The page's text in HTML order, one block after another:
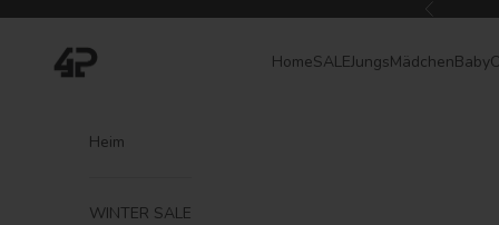
Zurück
4President HomeSALEJungsMädchenBaby
Heim
WINTER SALE